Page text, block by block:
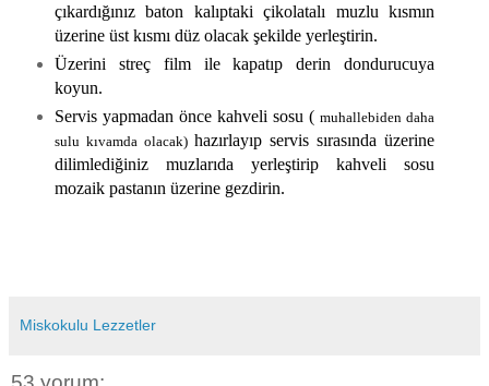
çıkardığınız baton kalıptaki çikolatalı muzlu kısmın
üzerine üst kısmı düz olacak şekilde yerleştirin.
Üzerini streç film ile kapatıp derin dondurucuya
koyun.
Servis yapmadan önce kahveli sosu (muhallebiden daha
sulu kıvamda olacak) hazırlayıp servis sırasında üzerine
dilimlediğiniz muzlarıda yerleştirip kahveli sosu
mozaik pastanın üzerine gezdirin.
Miskokulu Lezzetler